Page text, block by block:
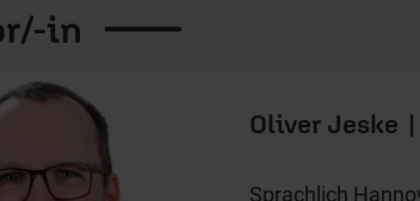
in
Oliver Jeske |
Sprachlich